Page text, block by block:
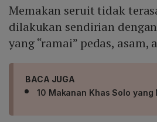
Memakan seruit tidak
dilakukan sendirian
yang “ramai” pedas, asam,
BACA JUGA
10 Makanan Khas Solo yang